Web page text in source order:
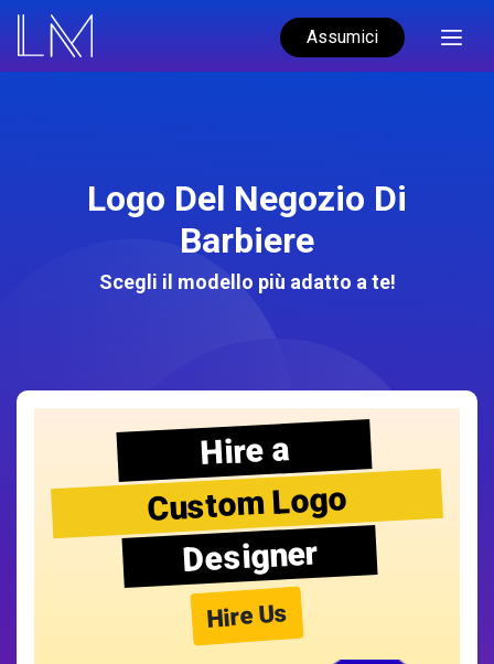
Assumici
Logo Del Negozio Di
Barbiere
Scegli il modello più adatto a te!
Hire a
Custom Logo
Designer
Hire Us